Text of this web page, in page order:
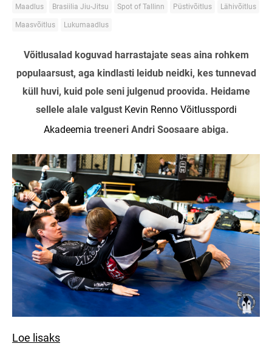
Maadlus Brasiilia Jiu-Jitsu Spot of Tallinn Püstivõitlus Lähivõitlus
Maasvõitlus Lukumaadlus
Võitlusalad koguvad harrastajate seas aina rohkem
populaarsust, aga kindlasti leidub neidki, kes tunnevad
küll huvi, kuid pole seni julgenud proovida. Heidame
sellele alale valgust Kevin Renno Võitlusspordi
Akadeemia treeneri Andri Soosaare abiga.
Loe lisaks